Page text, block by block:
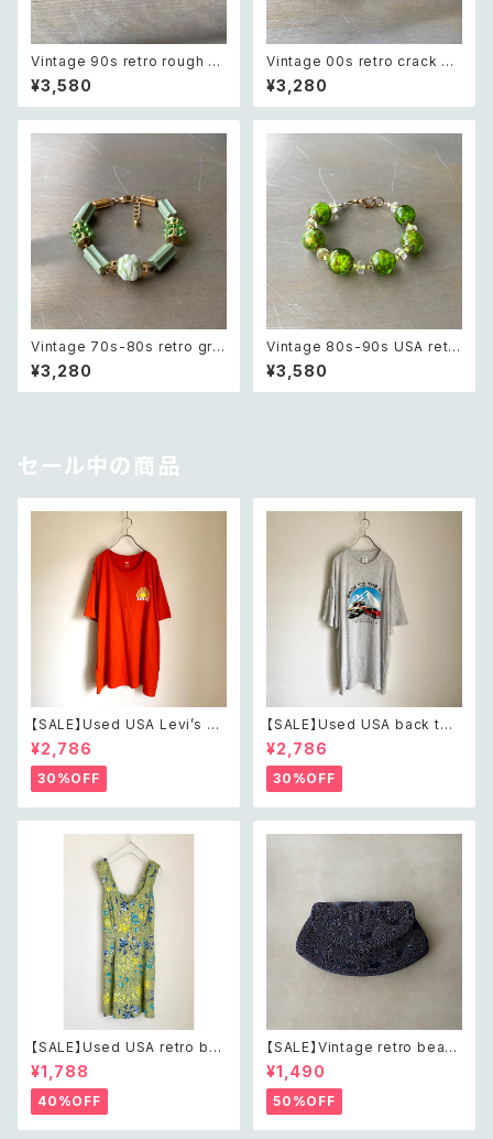
Vintage 90s retro rough cu
t green aventurine bracele
t レトロ ヴィンテージ アクセサ
リー 天然石 ラフカット グリーン
¥3,580
Vintage 00s retro crack be
ads bracelet レトロ ヴィンテ
ージ アクセサリー クラック ビー
ズ ブレスレット
¥3,280
Vintage 70s-80s retro gre
en bijou classical beads b
racelet レトロ ヴィンテージ ア
クセサリー グリーン ビジュー ク
¥3,280
Vintage 80s-90s USA retr
o green glass beads brac
elet レトロ アメリカ ヴィンテー
ジ アクセサリー グリーン 緑 ガ
¥3,580
セール中の商品
【SALE】Used USA Levi’s su
nrise design orange t shirt
レトロ アメリカ ユーズド 古着
リーバイス サンライズ デザイン
オレンジ Tシャツ XXL
¥2,786
30%OFF
【SALE】Used USA back to t
he 80s car design t shirt レ
トロ アメリカ ユーズド 古着 カ
ーデザイン ライトグレー Tシャ
ツ XXL
¥2,786
30%OFF
【SALE】Used USA retro bot
anical flower salopette sh
ort pants レトロ アメリカ ユー
ズド 古着 ライトグリーン ボタニ
カル フラワー サロペット ショー
トパンツ
¥1,788
40%OFF
【SALE】Vintage retro bead
s embroidery navy blue po
uch レトロ ヴィンテージ ホワイ
ト ビーズ刺繍 ネイビー 紺色 ポ
ーチ
¥1,490
50%OFF